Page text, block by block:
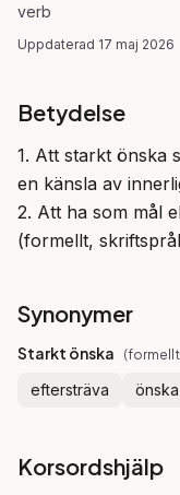
verb
Uppdaterad 17 maj 2026
Betydelse
1. Att starkt önska
en känsla av
2. Att ha som mål
(formellt,
Synonymer
Starkt önska (formellt
eftersträva önska
Korsordshjälp